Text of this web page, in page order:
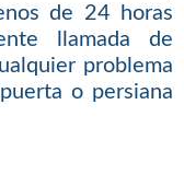
de 24 horas
llamada de
problema
o persiana